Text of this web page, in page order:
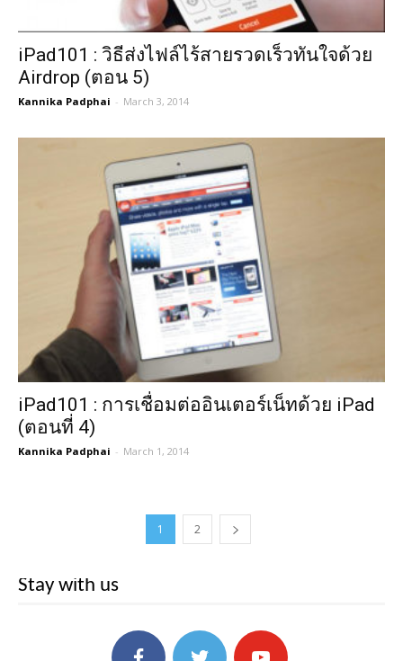
iPad101 : วิธีส่งไฟล์ไร้สายรวดเร็วทันใจด้วย
Airdrop (ตอน 5)
Kannika Padphai - March 3, 2014
iPad101 : การเชื่อมต่ออินเตอร์เน็ทด้วย iPad
(ตอนที่ 4)
Kannika Padphai - March 1, 2014
1 2
Stay with us